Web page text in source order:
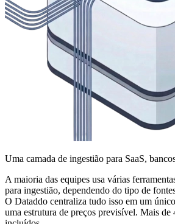
Uma camada de ingestião para SaaS,
A maioria das equipes usa várias
para ingestião, dependendo do tipo de
O Dataddo centraliza tudo isso em um
uma estrutura de preços previsível. Mais de